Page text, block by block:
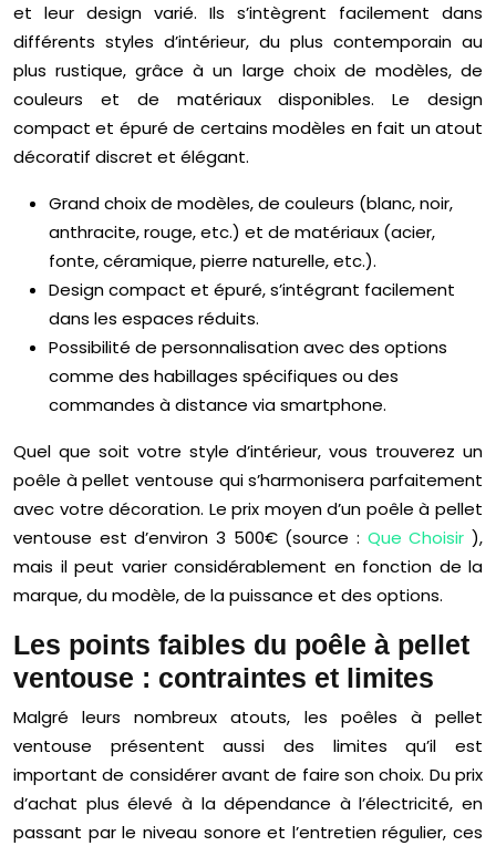
et leur design varié. Ils s’intègrent facilement dans
différents styles d’intérieur, du plus contemporain au
plus rustique, grâce à un large choix de modèles, de
couleurs et de matériaux disponibles. Le design
compact et épuré de certains modèles en fait un atout
décoratif discret et élégant.
Grand choix de modèles, de couleurs (blanc, noir,
anthracite, rouge, etc.) et de matériaux (acier,
fonte, céramique, pierre naturelle, etc.).
Design compact et épuré, s’intégrant facilement
dans les espaces réduits.
Possibilité de personnalisation avec des options
comme des habillages spécifiques ou des
commandes à distance via smartphone.
Quel que soit votre style d’intérieur, vous trouverez un
poêle à pellet ventouse qui s’harmonisera parfaitement
avec votre décoration. Le prix moyen d’un poêle à pellet
ventouse est d’environ 3 500€ (source : Que Choisir),
mais il peut varier considérablement en fonction de la
marque, du modèle, de la puissance et des options.
Les points faibles du poêle à pellet
ventouse : contraintes et limites
Malgré leurs nombreux atouts, les poêles à pellet
ventouse présentent aussi des limites qu’il est
important de considérer avant de faire son choix. Du prix
d’achat plus élevé à la dépendance à l’électricité, en
passant par le niveau sonore et l’entretien régulier, ces